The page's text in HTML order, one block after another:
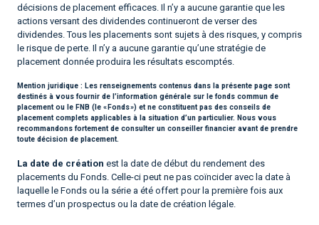
décisions de placement efficaces. Il n’y a aucune garantie que les
actions versant des dividendes continueront de verser des
dividendes. Tous les placements sont sujets à des risques, y compris
le risque de perte. Il n’y a aucune garantie qu’une stratégie de
placement donnée produira les résultats escomptés.
Mention juridique : Les renseignements contenus dans la présente page sont
destinés à vous fournir de l’information générale sur le fonds commun de
placement ou le FNB (le « Fonds ») et ne constituent pas des conseils de
placement complets applicables à la situation d’un particulier. Nous vous
recommandons fortement de consulter un conseiller financier avant de prendre
toute décision de placement.
La date de création est la date de début du rendement des
placements du Fonds. Celle-ci peut ne pas coïncider avec la date à
laquelle le Fonds ou la série a été offert pour la première fois aux
termes d’un prospectus ou la date de création légale.